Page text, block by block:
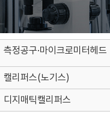
측정공구·마이크로미터헤드
캘리퍼스(노기스)
디지매틱캘리퍼스